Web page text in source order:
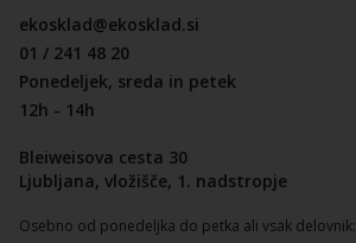
ekosklad@ekosklad.si
01 / 241 48 20
Ponedeljek, sreda in petek
12h - 14h
Bleiweisova cesta 30
Ljubljana, vložišče, 1. nadstropje
Osebno od ponedeljka do petka ali vsak delovnik: